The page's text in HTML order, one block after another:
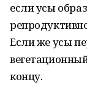
если усы
Если же усы
концу.